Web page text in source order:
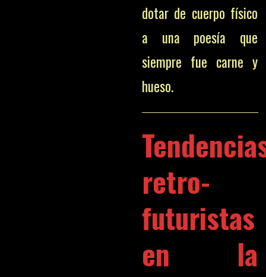
dotar de cuerpo físico
a una poesía que
siempre fue carne y
hueso.
retro-
futuristas
en la